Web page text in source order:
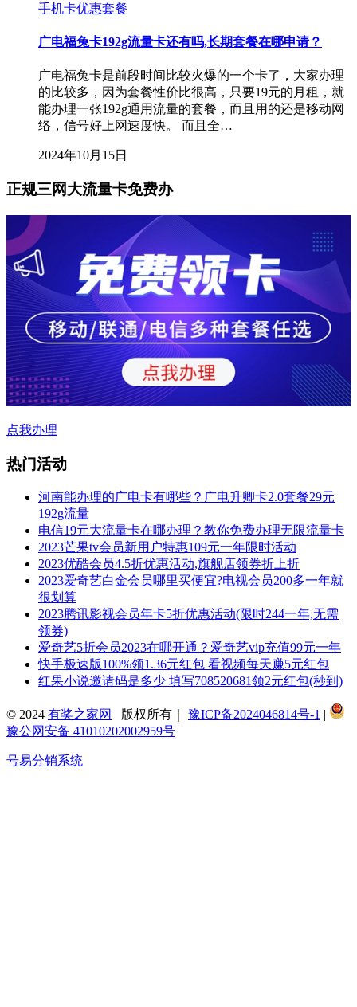
手机卡优惠套餐
广电福兔卡192g流量卡还有吗,长期套餐在哪申请？
广电福兔卡是前段时间比较火爆的一个卡了，大家办理
的比较多，因为套餐性价比很高，只要19元的月租，就
能办理一张192g通用流量的套餐，而且用的还是移动网
络，信号好上网速度快。 而且全…
2024年10月15日
正规三网大流量卡免费办
点我办理
热门活动
河南能办理的广电卡有哪些？广电升卿卡2.0套餐29元
192g流量
电信19元大流量卡在哪办理？教你免费办理无限流量卡
2023芒果tv会员新用户特惠109元一年限时活动
2023优酷会员4.5折优惠活动,旗舰店领券折上折
2023爱奇艺白金会员哪里买便宜?电视会员200多一年就
很划算
2023腾讯影视会员年卡5折优惠活动(限时244一年,无需
领券)
爱奇艺5折会员2023在哪开通？爱奇艺vip充值99元一年
快手极速版100%领1.36元红包 看视频每天赚5元红包
红果小说邀请码是多少 填写708520681领2元红包(秒到)
© 2024 有奖之家网 版权所有｜ 豫ICP备2024046814号-1 |
豫公网安备 41010202002959号
号易分销系统